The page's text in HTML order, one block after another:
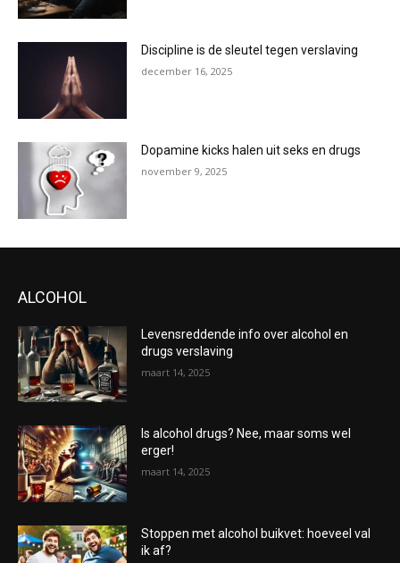
Discipline is de sleutel tegen verslaving
december 16, 2025
Dopamine kicks halen uit seks en drugs
november 9, 2025
ALCOHOL
Levensreddende info over alcohol en
drugs verslaving
maart 14, 2025
Is alcohol drugs? Nee, maar soms wel
erger!
maart 14, 2025
Stoppen met alcohol buikvet: hoeveel val
ik af?